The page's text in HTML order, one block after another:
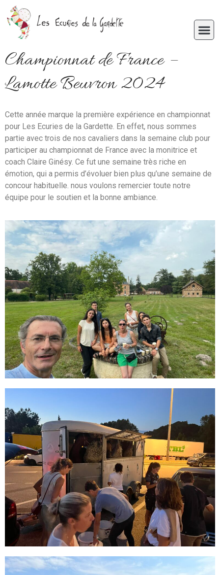
Championnat de France –
Lamotte Beuvron 2024
Cette année marque la première expérience en championnat
pour Les Ecuries de la Gardette. En effet, nous sommes
partie avec trois de nos cavaliers dans la semaine club pour
participer au championnat de France avec la monitrice et
coach Claire Ginésy. Ce fut une semaine très riche en
émotion, qui a permis d’évoluer bien plus qu’une semaine de
concour habituelle. nous voulons remercier toute notre
équipe pour le soutien et la bonne ambiance.